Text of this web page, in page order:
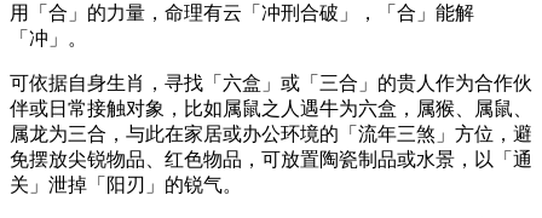
用「合」的力量，命理有云「冲刑合破」，「合」能解
「冲」。
可依据自身生肖，寻找「六盒」或「三合」的贵人作为合作伙
伴或日常接触对象，比如属鼠之人遇牛为六盒，属猴、属鼠、
属龙为三合，与此在家居或办公环境的「流年三煞」方位，避
免摆放尖锐物品、红色物品，可放置陶瓷制品或水景，以「通
关」泄掉「阳刃」的锐气。